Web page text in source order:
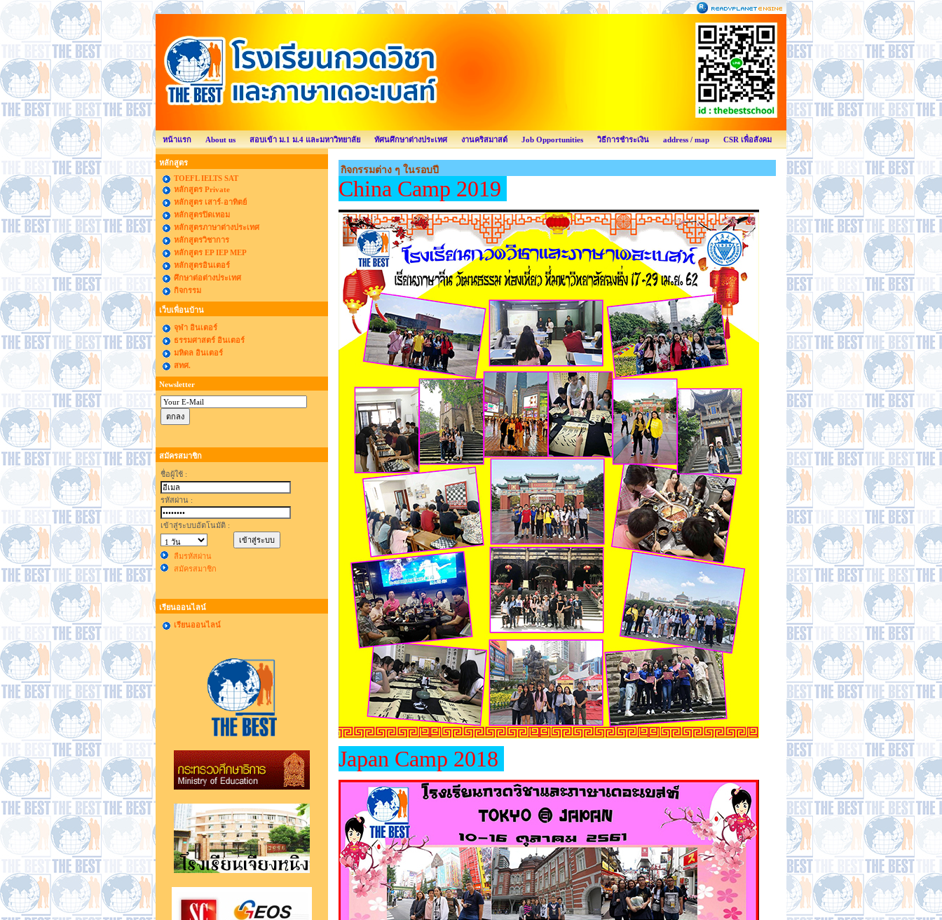
หน้าแรก About us สอบเข้า ม.1 ม.4 และมหาวิทยาลัย ทัศนศึกษาต่างประเทศ งานคริสมาสต์ Job Opportunities วิธีการชำระเงิน address / map CSR เพื่อสังคม
หลักสูตร
TOEFL IELTS SAT
หลักสูตร Private
หลักสูตร เสาร์-อาทิตย์
หลักสูตรปิดเทอม
หลักสูตรภาษาต่างประเทศ
หลักสูตรวิชาการ
หลักสูตร EP IEP MEP
หลักสูตรอินเตอร์
ศึกษาต่อต่างประเทศ
กิจกรรม
เว็บเพื่อนบ้าน
จุฬา อินเตอร์
ธรรมศาสตร์ อินเตอร์
มหิดล อินเตอร์
สทศ.
Newsletter
สมัครสมาชิก
ชื่อผู้ใช้ :
รหัสผ่าน :
เข้าสู่ระบบอัตโนมัติ :
ลืมรหัสผ่าน
สมัครสมาชิก
เรียนออนไลน์
เรียนออนไลน์
กิจกรรมต่าง ๆ ในรอบปี
China Camp 2019
Japan Camp 2018